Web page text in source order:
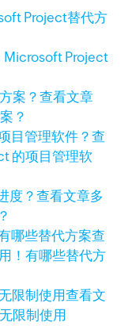
Microsoft Project
查看文章
？
查
的项目管理软
查看文章多
查
！有哪些替代方
查看文
限制使用